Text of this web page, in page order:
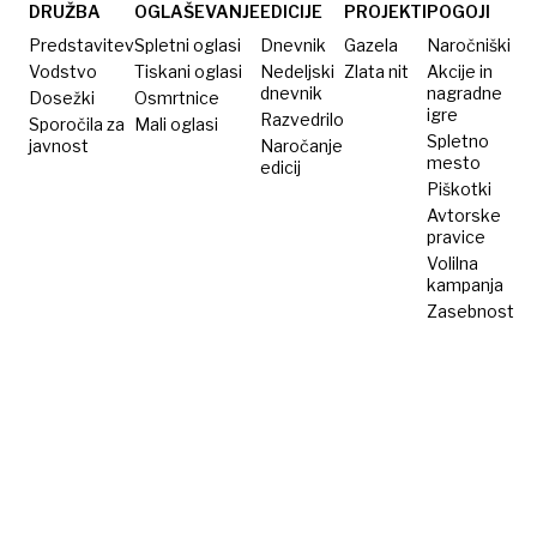
temveč
gre v
zasebno
varovanje
DRUŽBA
Predstavitev
Vodstvo
Dosežki
Sporočila za
javnost
OGLAŠEVANJE
Spletni oglasi
Tiskani oglasi
Osmrtnice
Mali oglasi
EDICIJE
Dnevnik
Nedeljski
dnevnik
Razvedrilo
Naročanje
edicij
PROJEKTI
Gazela
Zlata nit
POGOJI
Naročniški
Akcije in
nagradne
igre
Spletno
mesto
Piškotki
Avtorske
pravice
Volilna
kampanja
Zasebnost